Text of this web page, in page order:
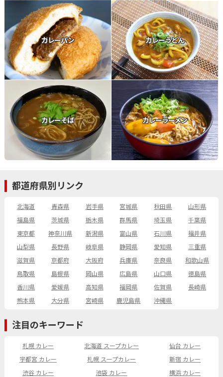
カレーパン カレーうどん
カレーそば カレーラーメン
都道府県別リンク
北海道 青森県 岩手県 宮城県 秋田県
山形県
福島県
茨城県 栃木県 群馬県 埼玉県
千葉県
東京都
神奈川県 新潟県 富山県 石川県
福井県
山梨県
長野県 岐阜県 静岡県 愛知県
三重県
滋賀県
京都府 大阪府 兵庫県 奈良県
和歌山県
鳥取県
島根県 岡山県 広島県 山口県
徳島県
香川県
愛媛県 高知県 福岡県 佐賀県
長崎県
熊本県
大分県 宮崎県 鹿児島県 沖縄県
注目のキーワード
札幌 カレー 北海道 スープカレー
仙台 カレー
宇都宮 カレー
札幌 スープカレー
新宿 カレー
渋谷 カレー
池袋 カレー
横浜 カレー